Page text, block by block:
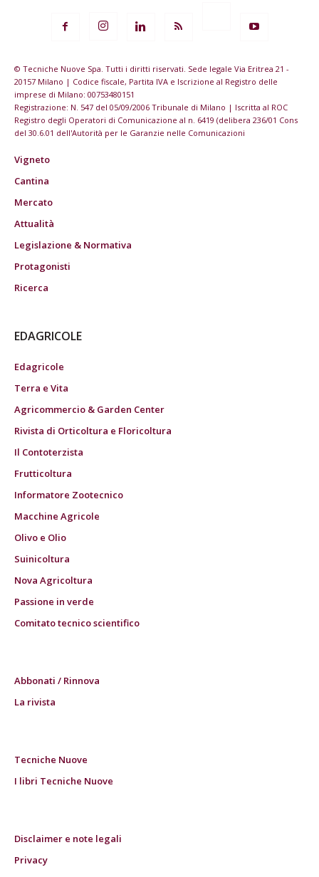
© Tecniche Nuove Spa. Tutti i diritti riservati. Sede legale Via Eritrea 21 -
20157 Milano | Codice fiscale, Partita IVA e Iscrizione al Registro delle
imprese di Milano: 00753480151
Registrazione: N. 547 del 05/09/2006 Tribunale di Milano | Iscritta al ROC
Registro degli Operatori di Comunicazione al n. 6419 (delibera 236/01 Cons
del 30.6.01 dell'Autorità per le Garanzie nelle Comunicazioni
Vigneto
Cantina
Mercato
Attualità
Legislazione & Normativa
Protagonisti
Ricerca
EDAGRICOLE
Edagricole
Terra e Vita
Agricommercio & Garden Center
Rivista di Orticoltura e Floricoltura
Il Contoterzista
Frutticoltura
Informatore Zootecnico
Macchine Agricole
Olivo e Olio
Suinicoltura
Nova Agricoltura
Passione in verde
Comitato tecnico scientifico
Abbonati / Rinnova
La rivista
Tecniche Nuove
I libri Tecniche Nuove
Disclaimer e note legali
Privacy